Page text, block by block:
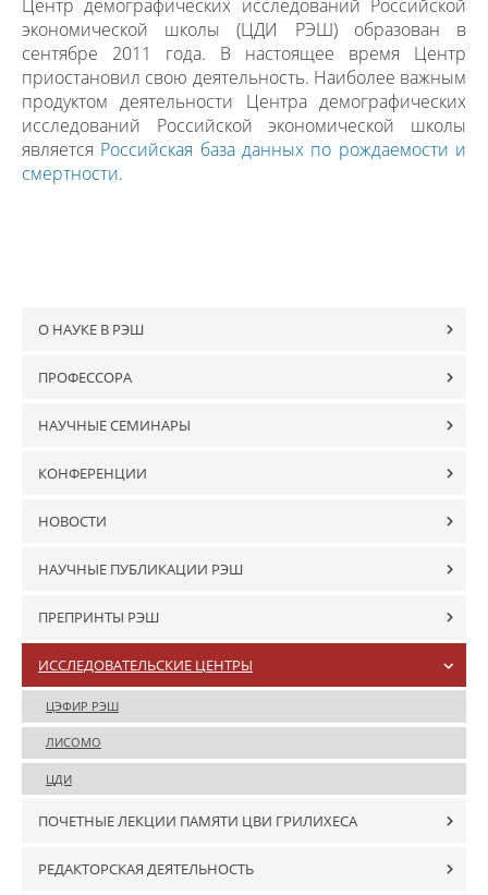
Центр демографических исследований Российской
экономической школы (ЦДИ РЭШ) образован в
сентябре 2011 года. В настоящее время Центр
приостановил свою деятельность. Наиболее важным
продуктом деятельности Центра демографических
исследований Российской экономической школы
является Российская база данных по рождаемости и
смертности.
О НАУКЕ В РЭШ
ПРОФЕССОРА
НАУЧНЫЕ СЕМИНАРЫ
КОНФЕРЕНЦИИ
НОВОСТИ
НАУЧНЫЕ ПУБЛИКАЦИИ РЭШ
ПРЕПРИНТЫ РЭШ
ИССЛЕДОВАТЕЛЬСКИЕ ЦЕНТРЫ
ЦЭФИР РЭШ
ЛИСОМО
ЦДИ
ПОЧЕТНЫЕ ЛЕКЦИИ ПАМЯТИ ЦВИ ГРИЛИХЕСА
РЕДАКТОРСКАЯ ДЕЯТЕЛЬНОСТЬ